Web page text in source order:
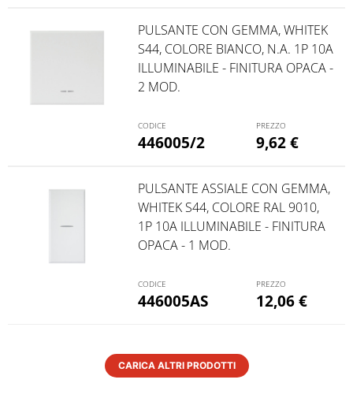
446005/2
PULSANTE CON GEMMA, WHITEK
S44, COLORE BIANCO, N.A. 1P 10A
ILLUMINABILE - FINITURA OPACA -
2 MOD.
9,62€
446005AS
PULSANTE ASSIALE CON GEMMA,
WHITEK S44, COLORE RAL 9010,
1P 10A ILLUMINABILE - FINITURA
OPACA - 1 MOD.
12,06€
CARICA ALTRI PRODOTTI